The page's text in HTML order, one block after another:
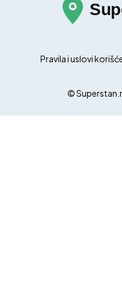
Pravila i uslovi
©